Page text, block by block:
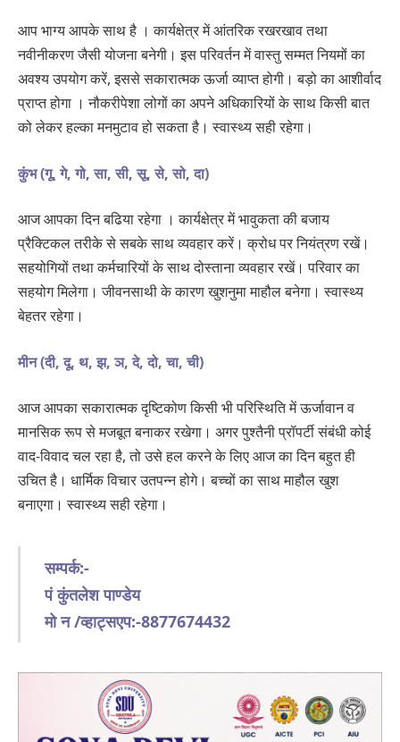
आप भाग्य आपके साथ है । कार्यक्षेत्र में आंतरिक रखरखाव तथा
नवीनीकरण जैसी योजना बनेगी। इस परिवर्तन में वास्तु सम्मत नियमों का
अवश्य उपयोग करें, इससे सकारात्मक ऊर्जा व्याप्त होगी। बड़ो का आशीर्वाद
प्राप्त होगा । नौकरीपेशा लोगों का अपने अधिकारियों के साथ किसी बात
को लेकर हल्का मनमुटाव हो सकता है। स्वास्थ्य सही रहेगा।
कुंभ (गू, गे, गो, सा, सी, सू, से, सो, दा)
आज आपका दिन बढिया रहेगा । कार्यक्षेत्र में भावुकता की बजाय
प्रैक्टिकल तरीके से सबके साथ व्यवहार करें। क्रोध पर नियंत्रण रखें।
सहयोगियों तथा कर्मचारियों के साथ दोस्ताना व्यवहार रखें। परिवार का
सहयोग मिलेगा। जीवनसाथी के कारण खुशनुमा माहौल बनेगा। स्वास्थ्य
बेहतर रहेगा।
मीन (दी, दू, थ, झ, ञ, दे, दो, चा, ची)
आज आपका सकारात्मक दृष्टिकोण किसी भी परिस्थिति में ऊर्जावान व
मानसिक रूप से मजबूत बनाकर रखेगा। अगर पुश्तैनी प्रॉपर्टी संबंधी कोई
वाद-विवाद चल रहा है, तो उसे हल करने के लिए आज का दिन बहुत ही
उचित है। धार्मिक विचार उतपन्न होगे। बच्चों का साथ माहौल खुश
बनाएगा। स्वास्थ्य सही रहेगा।
सम्पर्क:-
पं कुंतलेश पाण्डेय
मो न /व्हाट्सएप:-8877674432